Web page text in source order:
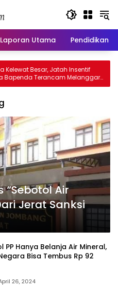
Laporan Utama Pendidikan
Kasus Insentif Pajak Listrik
Tersangka
“Sebotol Air
Jerat Sanksi
PP Hanya Belanja Air Mineral,
Bisa Tembus Rp 92
26, 2024